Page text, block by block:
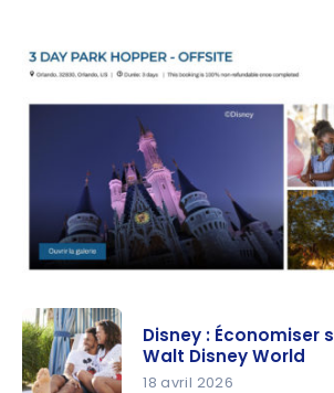
Disney : Économiser
Walt Disney World
18 avril 2026